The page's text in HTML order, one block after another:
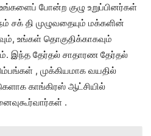
போன்ற குழு உறுப்பினர்கள்
சக் தி முழுவதையும் மக்களின்
உங்கள் தொகுதிக்காகவும்
இந்த தேர்தல் சாதாரண தேர்தல்
, முக்கியமாக வயதில்
காங்கிரஸ் ஆட்சியில்
.